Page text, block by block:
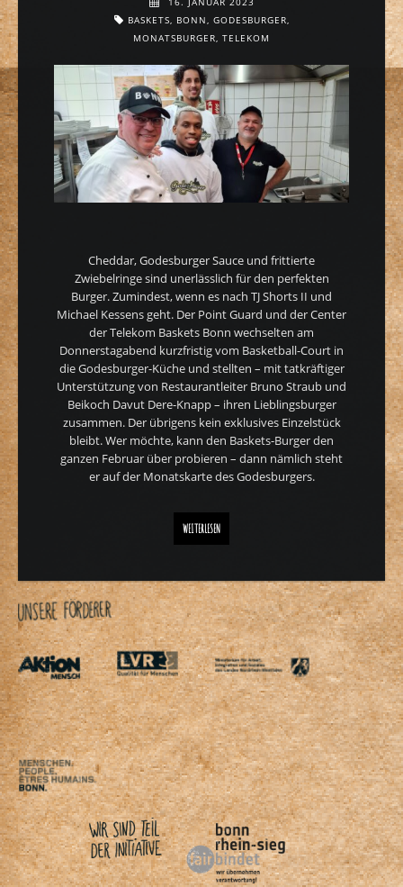
BASKETS
BONN GODESBURGER
MONATSBURGER TELEKOM
Cheddar, Godesburger Sauce und frittierte
Zwiebelringe sind unerlässlich für den perfekten
Burger. Zumindest, wenn es nach TJ Shorts II und
Michael Kessens geht. Der Point Guard und der Center
der Telekom Baskets Bonn wechselten am
Donnerstagabend kurzfristig vom Basketball-Court in
die Godesburger-Küche und stellten – mit tatkräftiger
Unterstützung von Restaurantleiter Bruno Straub und
Beikoch Davut Dere-Knapp – ihren Lieblingsburger
zusammen. Der übrigens kein exklusives Einzelstück
bleibt. Wer möchte, kann den Baskets-Burger den
ganzen Februar über probieren – dann nämlich steht
er auf der Monatskarte des Godesburgers.
WEITERLESENCHEDDAR UND ZWIEBELRINGE FÜR DEN BASKETS-BURGER